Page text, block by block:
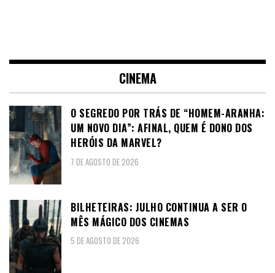
CINEMA
O SEGREDO POR TRÁS DE “HOMEM-ARANHA:
UM NOVO DIA”: AFINAL, QUEM É DONO DOS
HERÓIS DA MARVEL?
7 DE AGOSTO DE 2026
BILHETEIRAS: JULHO CONTINUA A SER O
MÊS MÁGICO DOS CINEMAS
5 DE AGOSTO DE 2026